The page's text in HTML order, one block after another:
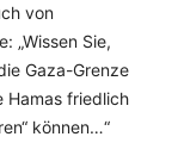
von
„Wissen Sie,
Gaza-Grenze
Hamas friedlich
können…“